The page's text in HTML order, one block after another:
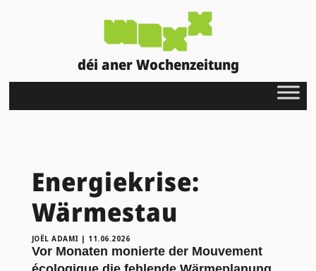
déi aner Wochenzeitung
Energiekrise:
Wärmestau
JOËL ADAMI | 11.06.2026
Vor Monaten monierte der Mouvement